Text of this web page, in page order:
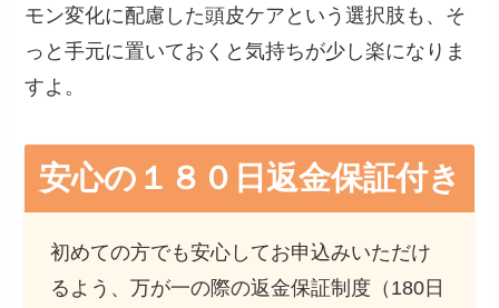
モン変化に配慮した頭皮ケアという選択肢も、そ
っと手元に置いておくと気持ちが少し楽になりま
すよ。
安心の１８０日返金保証付き
初めての方でも安心してお申込みいただけ
るよう、万が一の際の返金保証制度（180日